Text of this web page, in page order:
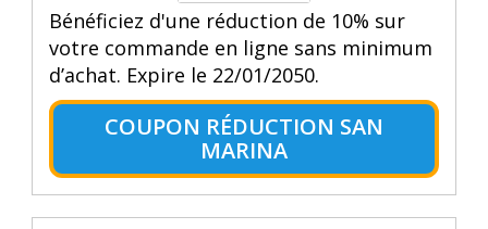
Bénéficiez d'une réduction de 10% sur
votre commande en ligne sans minimum
d’achat. Expire le 22/01/2050.
COUPON RÉDUCTION SAN
MARINA